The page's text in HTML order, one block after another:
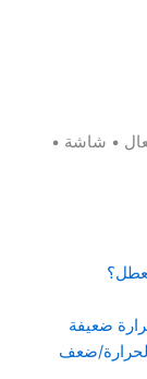
• شاشة •
ضعيفة
ضعف